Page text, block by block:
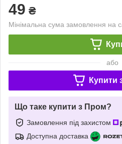
49 ₴
Мінімальна сума замовлення на
або
Купити
Що таке купити з Пром?
Замовлення під захистом
Доступна доставка